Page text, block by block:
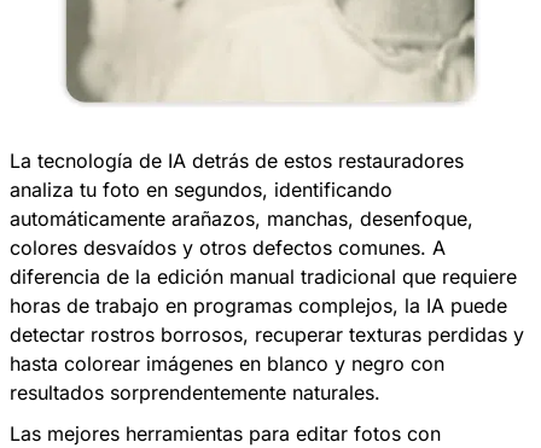
La tecnología de IA detrás de estos restauradores
analiza tu foto en segundos, identificando
automáticamente arañazos, manchas, desenfoque,
colores desvaídos y otros defectos comunes. A
diferencia de la edición manual tradicional que requiere
horas de trabajo en programas complejos, la IA puede
detectar rostros borrosos, recuperar texturas perdidas y
hasta colorear imágenes en blanco y negro con
resultados sorprendentemente naturales.
Las mejores herramientas para editar fotos con